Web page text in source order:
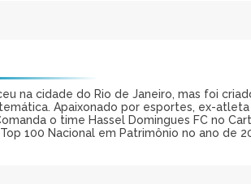
na cidade do Rio de Janeiro, mas foi
Apaixonado por esportes, ex-
o time Hassel Domingues FC no
100 Nacional em Patrimônio no ano de